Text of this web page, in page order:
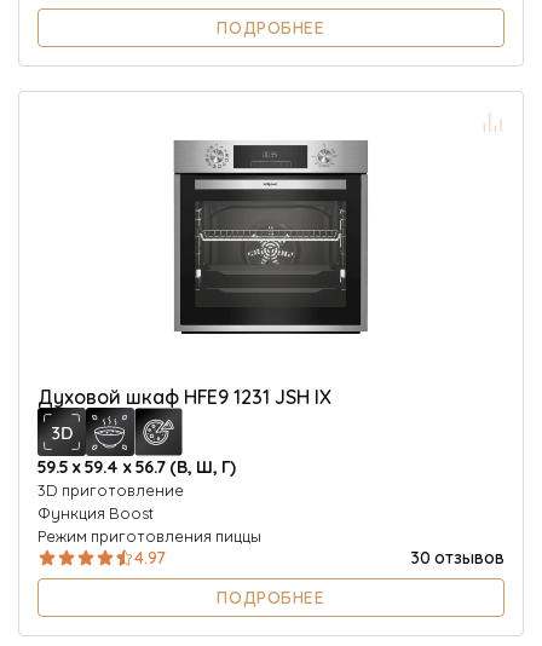
ПОДРОБНЕЕ
Духовой шкаф HFE9 1231 JSH IX
59.5 х 59.4 х 56.7 (В, Ш, Г)
3D приготовление
Функция Boost
Режим приготовления пиццы
4.97
30 отзывов
ПОДРОБНЕЕ